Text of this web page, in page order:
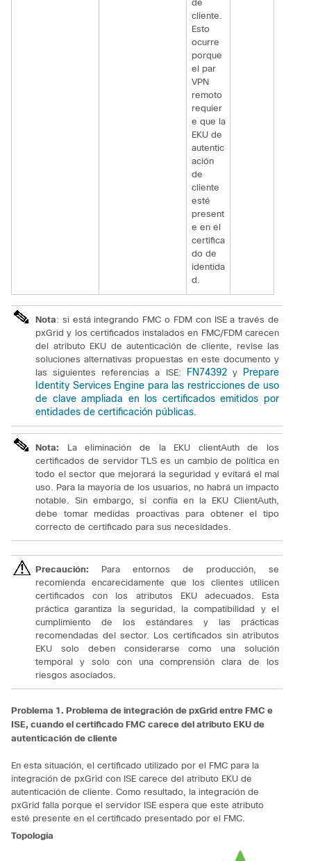
de
cliente.
Esto
ocurre
porque
el par
VPN
remoto
requier
e que la
EKU de
autentic
ación
de
cliente
esté
present
e en el
certifica
do de
identida
d.
Nota: si está integrando FMC o FDM con ISE a través de
pxGrid y los certificados instalados en FMC/FDM carecen
del atributo EKU de autenticación de cliente, revise las
soluciones alternativas propuestas en este documento y
las siguientes referencias a ISE:
FN74392y
Prepare
Identity Services Engine para las restricciones de uso
de clave ampliada en los certificados emitidos por
entidades de certificación públicas.
Nota:
La eliminación de la EKU clientAuth de los
certificados de servidor TLS es un cambio de política en
todo el sector que mejorará la seguridad y evitará el mal
uso. Para la mayoría de los usuarios, no habrá un impacto
notable. Sin embargo, si confía en la EKU ClientAuth,
debe tomar medidas proactivas para obtener el tipo
correcto de certificado para sus necesidades.
Precaución:
Para entornos de producción, se
recomienda encarecidamente que los clientes utilicen
certificados con los atributos EKU adecuados. Esta
práctica garantiza la seguridad, la compatibilidad y el
cumplimiento de los estándares y las prácticas
recomendadas del sector. Los certificados sin atributos
EKU solo deben considerarse como una solución
temporal y solo con una comprensión clara de los
riesgos asociados.
Problema 1. Problema de integración de pxGrid entre FMC e
ISE, cuando el certificado FMC carece del atributo EKU de
autenticación de cliente
En esta situación, el certificado utilizado por el FMC para la
integración de pxGrid con ISE carece del atributo EKU de
autenticación de cliente. Como resultado, la integración de
pxGrid falla porque el servidor ISE espera que este atributo
esté presente en el certificado presentado por el FMC.
Topología